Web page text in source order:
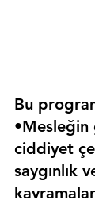
Bu
ciddiyet
saygınlık